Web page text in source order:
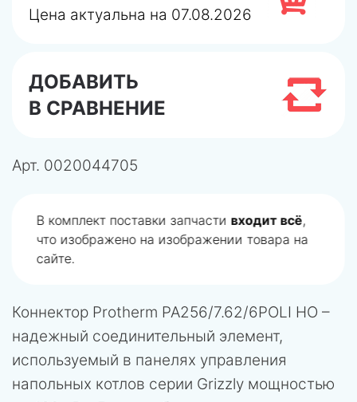
Цена актуальна на 07.08.2026
ДОБАВИТЬ
В СРАВНЕНИЕ
Арт. 0020044705
В комплект поставки запчасти входит всё,
что изображено на изображении товара на
сайте.
Коннектор Protherm PA256/7.62/6POLI HO –
надежный соединительный элемент,
используемый в панелях управления
напольных котлов серии Grizzly мощностью